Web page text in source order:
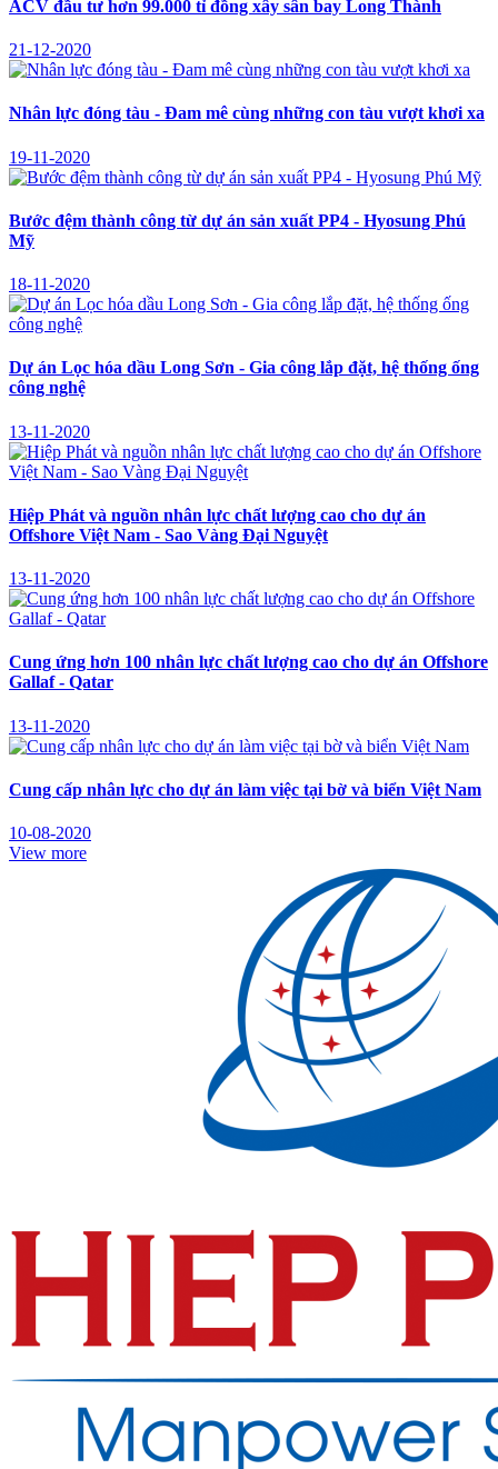
ACV đầu tư hơn 99.000 tỉ đồng xây sân bay Long Thành
21-12-2020
Nhân lực đóng tàu - Đam mê cùng những con tàu vượt khơi xa
19-11-2020
Bước đệm thành công từ dự án sản xuất PP4 - Hyosung Phú
Mỹ
18-11-2020
Dự án Lọc hóa dầu Long Sơn - Gia công lắp đặt, hệ thống ống
công nghệ
13-11-2020
Hiệp Phát và nguồn nhân lực chất lượng cao cho dự án
Offshore Việt Nam - Sao Vàng Đại Nguyệt
13-11-2020
Cung ứng hơn 100 nhân lực chất lượng cao cho dự án Offshore
Gallaf - Qatar
13-11-2020
Cung cấp nhân lực cho dự án làm việc tại bờ và biển Việt Nam
10-08-2020
View more